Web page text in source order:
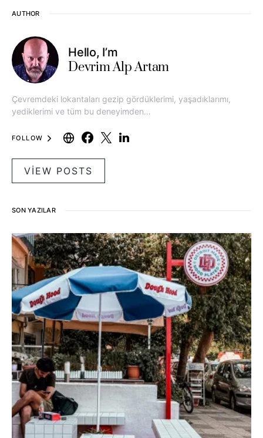
AUTHOR
Hello, I’m
Devrim Alp Artam
Çevremdeki lokantaları gezip gördüklerimi, yaşadıklarımı,
yediklerimi ve tüm bu deneyimden…
FOLLOW
VIEW POSTS
SON YAZILAR